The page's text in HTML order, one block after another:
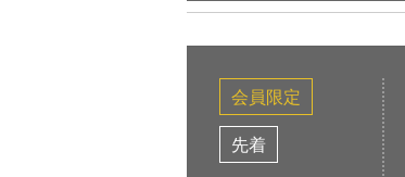
会員限定
先着